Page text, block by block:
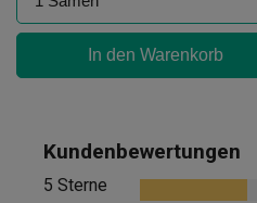
In den Warenkorb
Kundenbewertungen
5 Sterne